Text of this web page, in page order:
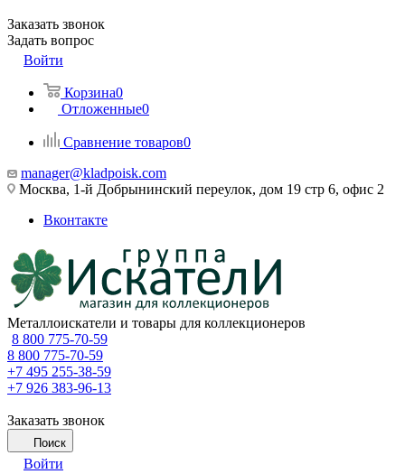
Заказать звонок
Задать вопрос
Войти
Корзина0
Отложенные0
Сравнение товаров0
manager@kladpoisk.com
Москва, 1-й Добрынинский переулок, дом 19 стр 6, офис 2
Вконтакте
Металлоискатели и товары для коллекционеров
8 800 775-70-59
8 800 775-70-59
+7 495 255-38-59
+7 926 383-96-13
Заказать звонок
Поиск
Войти